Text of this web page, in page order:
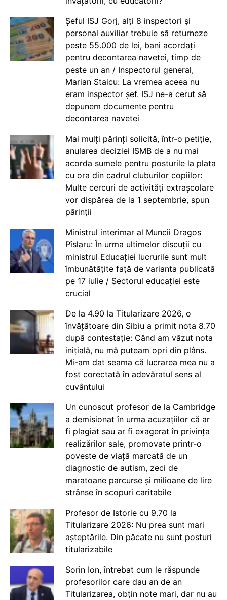
Șeful ISJ Gorj, alți 8 inspectori și
personal auxiliar trebuie să returneze
peste 55.000 de lei, bani acordați
pentru decontarea navetei, timp de
peste un an / Inspectorul general,
Marian Staicu: La vremea aceea nu
eram inspector șef. ISJ ne-a cerut să
depunem documente pentru
decontarea navetei
Mai mulți părinți solicită, într-o petiție,
anularea deciziei ISMB de a nu mai
acorda sumele pentru posturile la plata
cu ora din cadrul cluburilor copiilor:
Multe cercuri de activități extrașcolare
vor dispărea de la 1 septembrie, spun
părinții
Ministrul interimar al Muncii Dragos
Pîslaru: În urma ultimelor discuții cu
ministrul Educației lucrurile sunt mult
îmbunătățite față de varianta publicată
pe 17 iulie / Sectorul educației este
crucial
De la 4.90 la Titularizare 2026, o
învățătoare din Sibiu a primit nota 8.70
după contestație: Când am văzut nota
inițială, nu mă puteam opri din plâns.
Mi-am dat seama că lucrarea mea nu a
fost corectată în adevăratul sens al
cuvântului
Un cunoscut profesor de la Cambridge
a demisionat în urma acuzațiilor că ar
fi plagiat sau ar fi exagerat în privința
realizărilor sale, promovate printr-o
poveste de viață marcată de un
diagnostic de autism, zeci de
maratoane parcurse și milioane de lire
strânse în scopuri caritabile
Profesor de Istorie cu 9.70 la
Titularizare 2026: Nu prea sunt mari
așteptările. Din păcate nu sunt posturi
titularizabile
Sorin Ion, întrebat cum le răspunde
profesorilor care dau an de an
Titularizarea, obțin note mari, dar nu au